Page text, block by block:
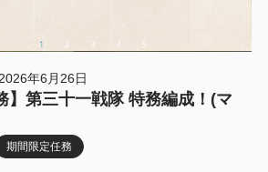
年6月26日
】第三十一戦隊 特務編成！(マ
期間限定任務